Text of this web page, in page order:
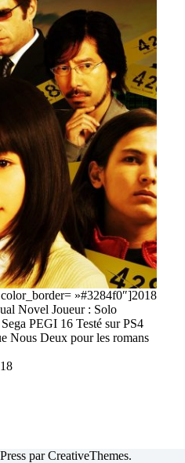
»#3284f0″]2018
Novel Joueur : Solo
PEGI 16 Testé sur PS4
Nous Deux pour les romans
parCreativeThemes.